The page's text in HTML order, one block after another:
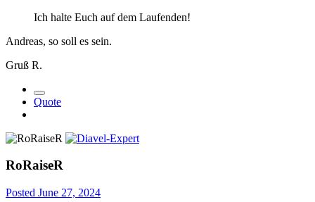
Ich halte Euch auf dem Laufenden!
Andreas, so soll es sein.
Gruß R.
Quote
RoRaiseR
Posted June 27, 2024